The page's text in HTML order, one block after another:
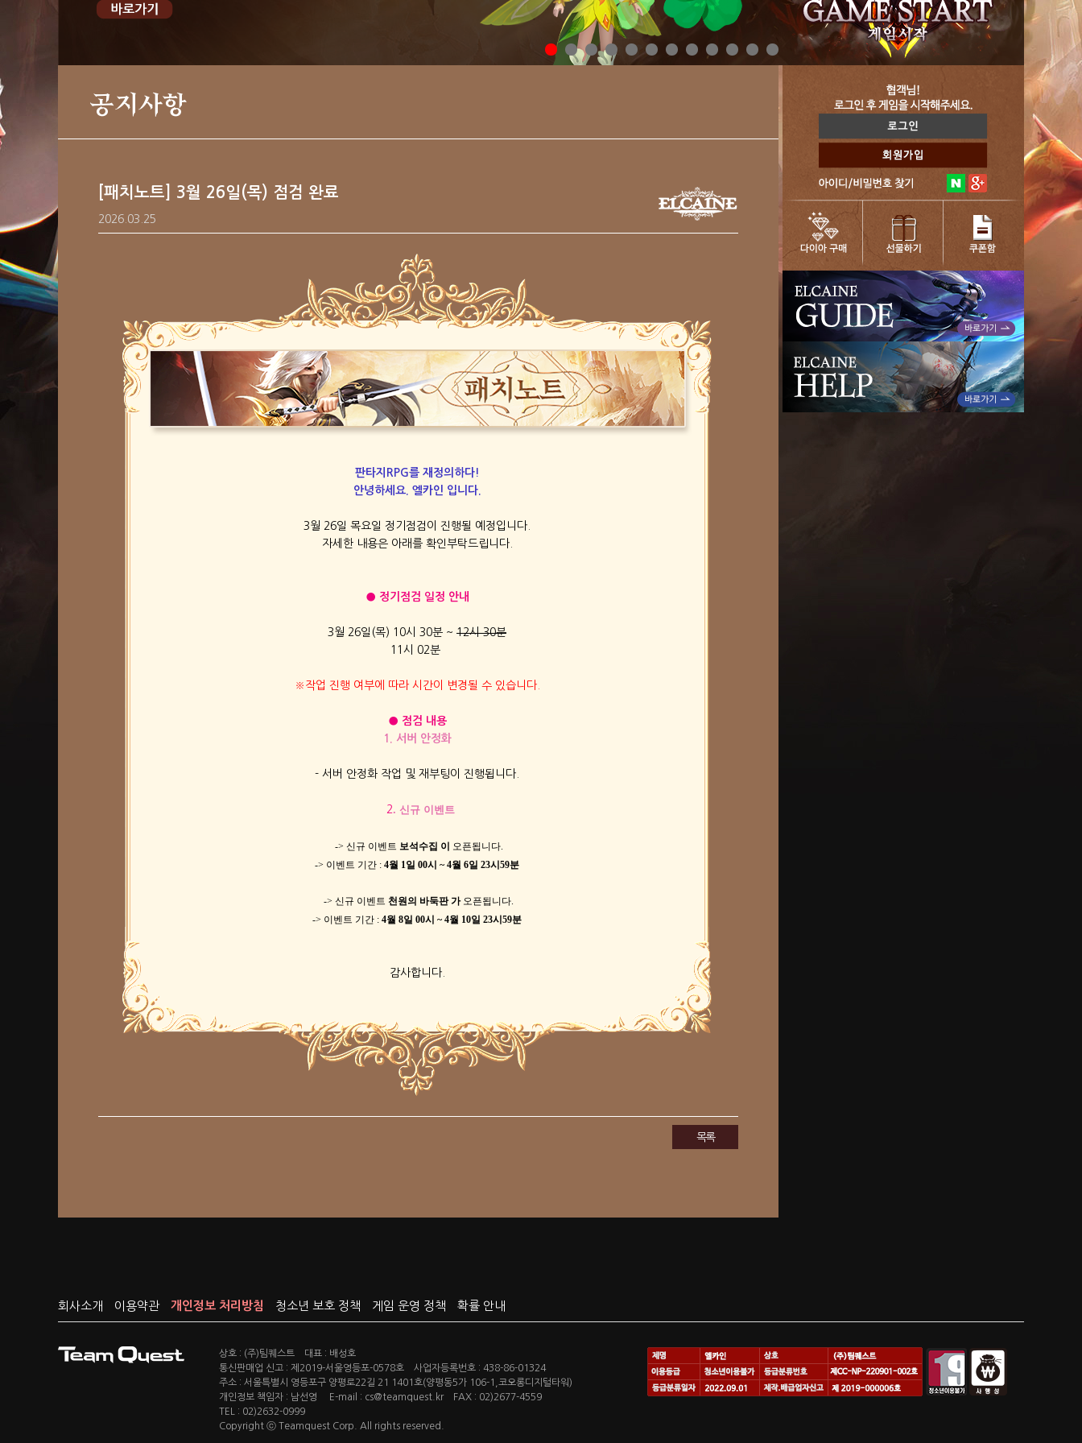
공지사항
[패치노트] 3월 26일(목) 점검 완료
2026.03.25
판타지RPG를 재정의하다!
안녕하세요. 엘카인 입니다.
3월 26일 목요일 정기점검이 진행될 예정입니다.
자세한 내용은 아래를 확인부탁드립니다.
● 정기점검 일정 안내
3월 26일(목) 10시 30분 ~​ 12시 30분
11시 02분
※작업 진행 여부에 따라 시간이 변경될 수 있습니다.
● 점검 내용
1. 서버 안정화
- 서버 안정화 작업 및 재부팅이 진행됩니다.
2. 신규 이벤트
-> 신규 이벤트 보석수집 이 오픈됩니다.
-> 이벤트 기간 : 4월 1일 00시 ~ 4월 6일 23시59분
-> 신규 이벤트 천원의 바둑판 가 오픈됩니다.
-> 이벤트 기간 : 4월 8일 00시 ~ 4월 10일 23시59분
감사합니다.
목록
회사소개 이용약관 개인정보 처리방침 청소년 보호 정책 게임 운영 정책 확률 안내
상호 : (주)팀퀘스트 대표 : 배성호
통신판매업 신고 : 제2019-서울영등포-0578호 사업자등록번호 : 438-86-01324
주소 : 서울특별시 영등포구 양평로22길 21 1401호(양평동5가 106-1,코오롱디지털타워)
개인정보 책임자 : 남선영 E-mail : cs@teamquest.kr FAX : 02)2677-4559
TEL : 02)2632-0999
Copyright ⓒ Teamquest Corp. All rights reserved.